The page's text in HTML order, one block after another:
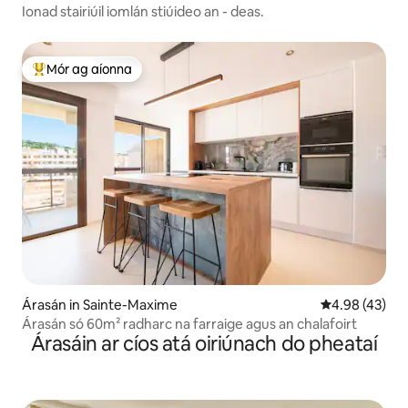
Ionad stairiúil iomlán stiúideo an - deas.
An-mhór ag aíonna
Mór ag aíonna
Árasán in Sainte-Maxime Meánrátáil
4.98 (43)
Árasán só 60m² radharc na farraige agus an chalafoirt
Árasáin ar cíos atá oiriúnach do pheataí